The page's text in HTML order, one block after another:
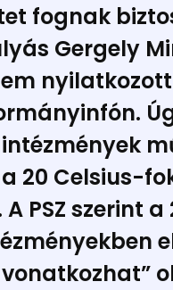
fognak
Gergely
20 Celsius-
PSZ szerint